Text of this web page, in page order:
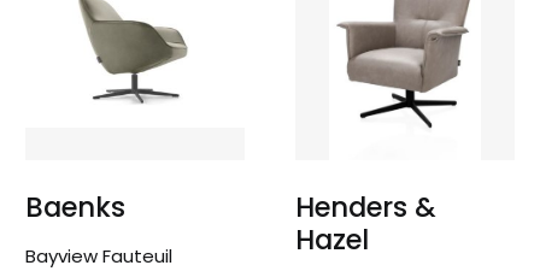
Baenks
Bayview Fauteuil
Henders &
Hazel